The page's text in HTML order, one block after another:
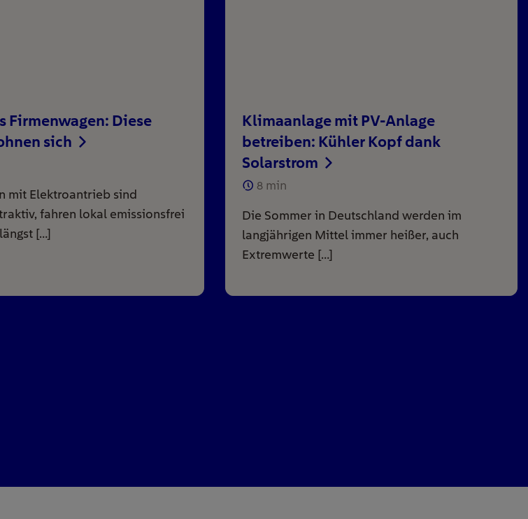
Firmenwagen: Diese
sich
mit Elektroantrieb sind
fahren lokal emissionsfrei
[…]
Klimaanlage mit PV-Anlage
betreiben: Kühler Kopf dank
Solarstrom
8 min
Die Sommer in Deutschland werden im
langjährigen Mittel immer heißer, auch
Extremwerte […]